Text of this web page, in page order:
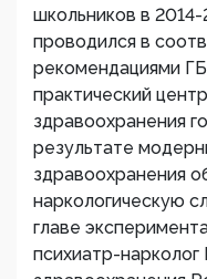
школьников в
проводился в
рекомендациями
практический
здравоохранения
результате
здравоохранения
наркологическую
главе
психиатр-